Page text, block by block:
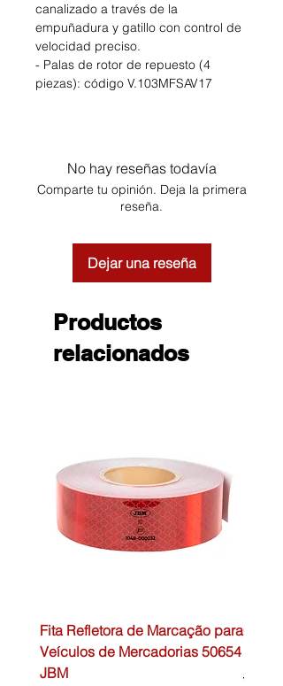
canalizado a través de la
empuñadura y gatillo con control de
velocidad preciso.
- Palas de rotor de repuesto (4
piezas): código V.103MFSAV17
No hay reseñas todavía
Comparte tu opinión. Deja la primera
reseña.
Dejar una reseña
Productos
relacionados
Fita Refletora de Marcação para
Veículos de Mercadorias 50654
JBM
Precio
45,00 €